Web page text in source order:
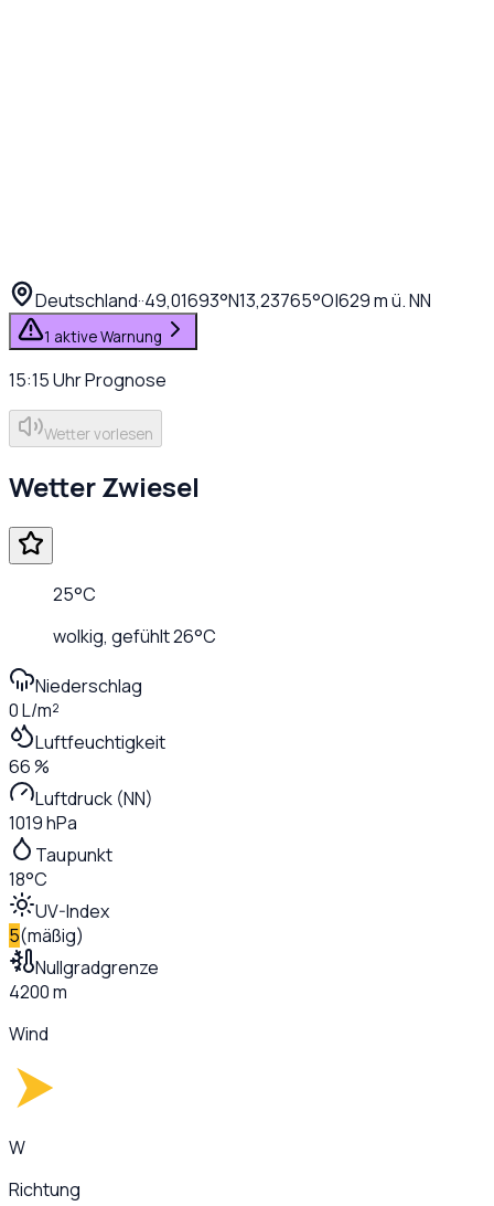
Deutschland··49,01693°N13,23765°O|629m ü. NN
1 aktive Warnung
15:15UhrPrognose
Wetter vorlesen
WetterZwiesel
25°C
wolkig, gefühlt26°C
Niederschlag
0 L/m²
Luftfeuchtigkeit
66 %
Luftdruck (NN)
1019 hPa
Taupunkt
18°C
UV-Index
5(mäßig)
Nullgradgrenze
4200 m
Wind
W
Richtung